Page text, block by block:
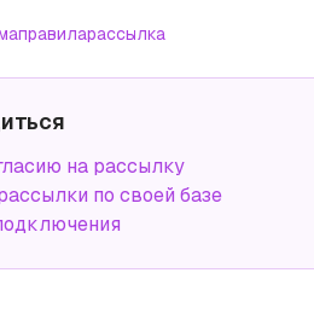
правиларассылка
на рассылку
по своей базе